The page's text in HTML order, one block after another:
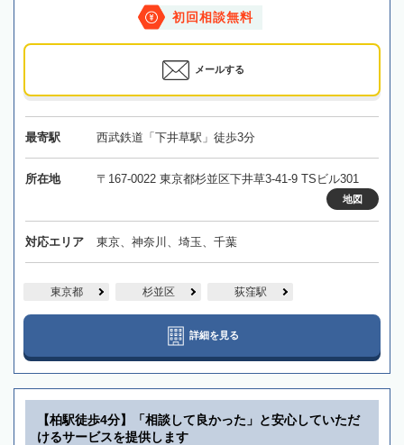
初回相談無料
メールする
最寄駅 西武鉄道「下井草駅」徒歩3分
所在地 〒167-0022 東京都杉並区下井草3-41-9 TSビル301
地図
対応エリア 東京、神奈川、埼玉、千葉
東京都 杉並区 荻窪駅
詳細を見る
【柏駅徒歩4分】「相談して良かった」と安心していただ
けるサービスを提供します